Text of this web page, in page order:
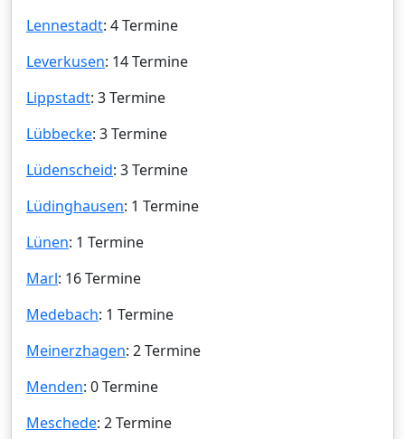
Lennestadt: 4 Termine
Leverkusen: 14 Termine
Lippstadt: 3 Termine
Lübbecke: 3 Termine
Lüdenscheid: 3 Termine
Lüdinghausen: 1 Termine
Lünen: 1 Termine
Marl: 16 Termine
Medebach: 1 Termine
Meinerzhagen: 2 Termine
Menden: 0 Termine
Meschede: 2 Termine